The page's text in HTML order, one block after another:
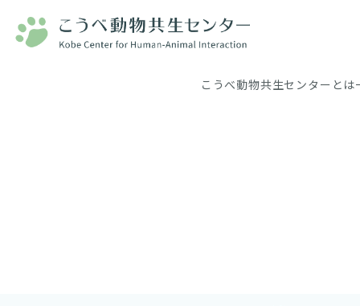
こうべ動物共生センターとは